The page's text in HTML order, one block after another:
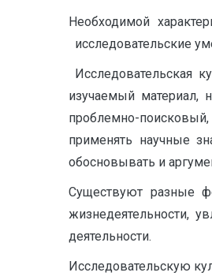
Необходимой
исследовательские
Исследовательская
изучаемый материал,
проблемно-поисковый,
применять научные
обосновывать и
Существуют разные
жизнедеятельности,
деятельности.
Исследовательскую